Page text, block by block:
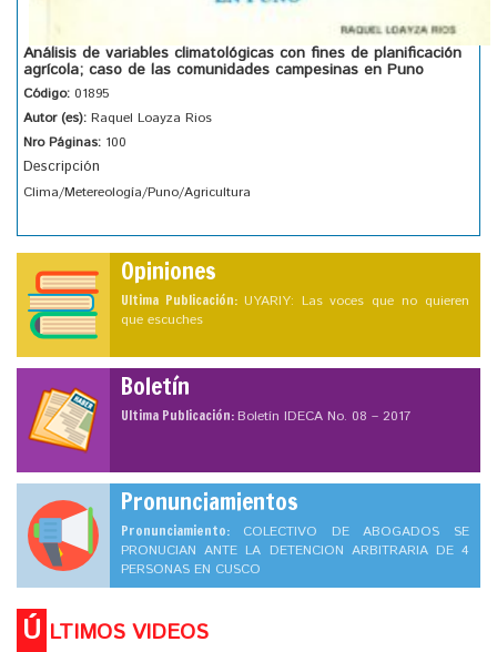
Análisis de variables climatológicas con fines de planificación
agrícola; caso de las comunidades campesinas en Puno
Código: 01895
Autor (es): Raquel Loayza Rios
Nro Páginas: 100
Descripción
Clima/Metereología/Puno/Agricultura
Opiniones
Ultima Publicación: UYARIY: Las voces que no quieren
que escuches
Boletín
Ultima Publicación:Boletín IDECA No. 08 – 2017
Pronunciamientos
Pronunciamiento: COLECTIVO DE ABOGADOS SE
PRONUCIAN ANTE LA DETENCION ARBITRARIA DE 4
PERSONAS EN CUSCO
Ú LTIMOS VIDEOS